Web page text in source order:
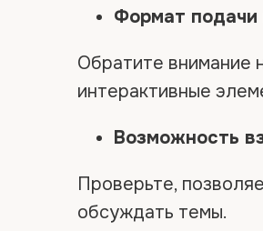
Формат
Обратите внимание
интерактивные
Возможность
Проверьте,
обсуждать темы.